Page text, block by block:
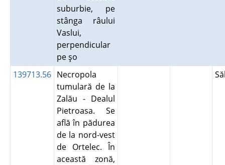
suburbie, pe
stânga râului
Vaslui,
perpendicular
pe şo
139713.56 Necropola
tumulară de la
Zalău - Dealul
Pietroasa. Se
află în pădurea
de la nord-vest
de Ortelec. În
această zonă,